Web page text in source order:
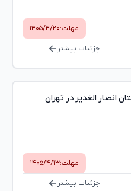
مهلت:۱۴۰۵/۴/۲۰
جزئیات بیشتر
انصار الغدیر در تهران
مهلت:۱۴۰۵/۴/۱۳
جزئیات بیشتر